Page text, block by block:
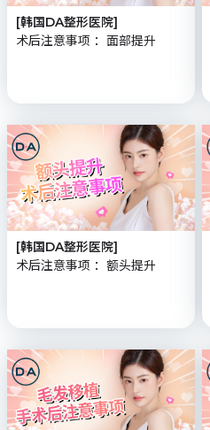
[韩国DA整形医院]
术后注意事项 ：面部提升
[韩国DA整形医院]
术后注意事项 ：额头提升